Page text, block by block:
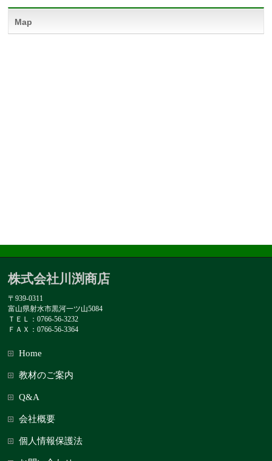
Map
株式会社川渕商店
〒939-0311
富山県射水市黒河一ツ山5084
ＴＥＬ：0766-56-3232
ＦＡＸ：0766-56-3364
Home
教材のご案内
Q&A
会社概要
個人情報保護法